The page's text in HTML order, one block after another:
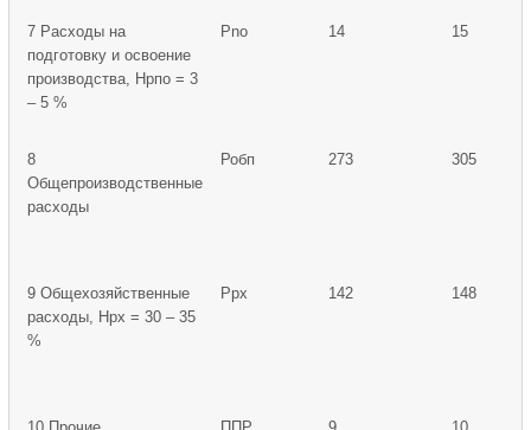
7 Расходы на
подготовку и освоение
производства, Нрпо = 3
– 5 %
Pno 14 15
8
Общепроизводственные
расходы
Робп 273 305
9 Общехозяйственные
расходы, Нрх = 30 – 35
%
Ррх 142 148